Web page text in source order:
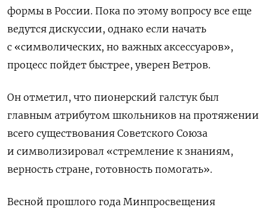
формы в России. Пока по этому вопросу все еще
ведутся дискуссии, однако если начать
с «символических, но важных аксессуаров»,
процесс пойдет быстрее, уверен Ветров.
Он отметил, что пионерский галстук был
главным атрибутом школьников на протяжении
всего существования Советского Союза
и символизировал «стремление к знаниям,
верность стране, готовность помогать».
Весной прошлого года Минпросвещения